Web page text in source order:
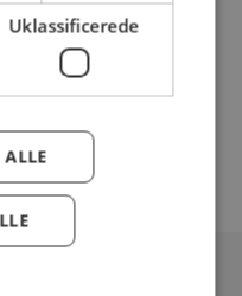
Uklassificerede
ALLE